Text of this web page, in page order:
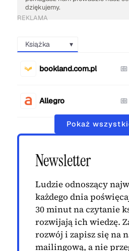
dziękujemy.
REKLAMA
Książka
bookland.com.pl
Allegro
Pokaż
Newsletter
Ludzie odnoszący
każdego dnia
30 minut na czytanie
rozwijają ich wiedzę.
rozwój i zapisz się na
mailingową, a nie